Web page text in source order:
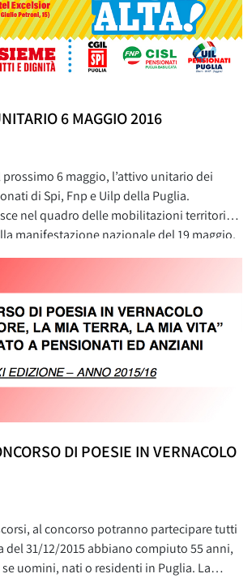
6 MAGGIO 2016
prossimo 6 maggio, l’attivo unitario dei
di Spi, Fnp e Uilp della Puglia.
nel quadro delle mobilitazioni territoriali
manifestazione nazionale del 19 maggio,
a Roma, tappa significativa della lotta per
DI POESIE IN VERNACOLO
al concorso potranno partecipare tutti
del 31/12/2015 abbiano compiuto 55 anni,
uomini, nati o residenti in Puglia. La